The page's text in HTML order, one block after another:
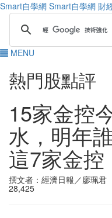
Smart自學網 Smart自學網 財
MENU
熱門股點評
15家金控
水，明年
這7家金
撰文者：經濟日報／廖珮
28,425